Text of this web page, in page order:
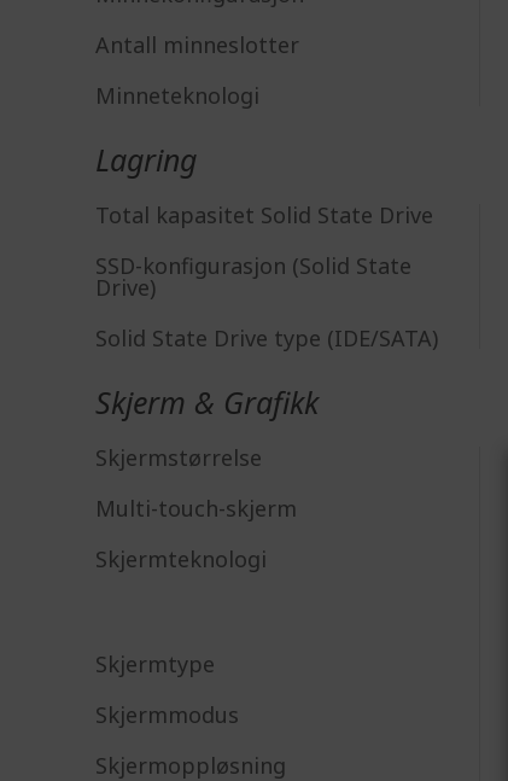
Antall minneslotter
Minneteknologi
Lagring
Total kapasitet Solid State Drive
SSD-konfigurasjon (Solid State
Drive)
Solid State Drive type (IDE/SATA)
Skjerm & Grafikk
Skjermstørrelse
Multi-touch-skjerm
Skjermteknologi
Skjermtype
Skjermmodus
Skjermoppløsning